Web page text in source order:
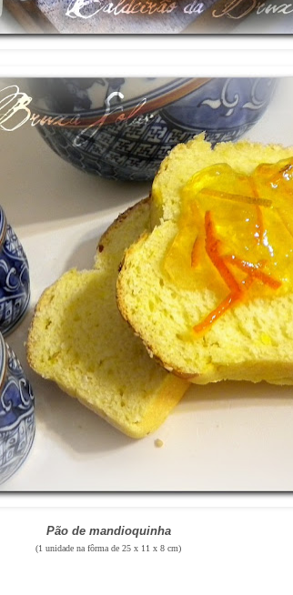
Pão de mandioquinha
(1 unidade na fôrma de 25 x 11 x 8 cm)